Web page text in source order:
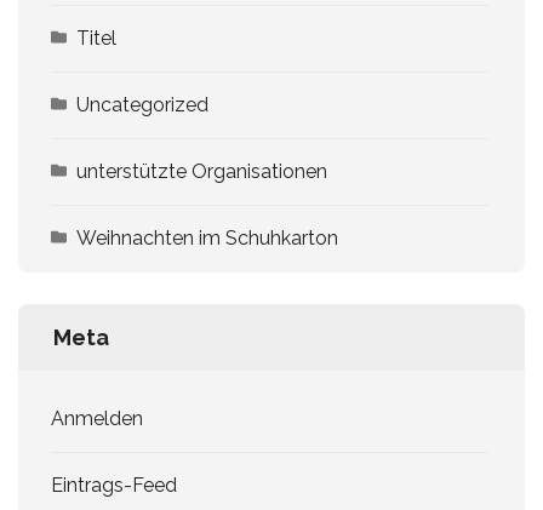
Titel
Uncategorized
unterstützte Organisationen
Weihnachten im Schuhkarton
Meta
Anmelden
Eintrags-Feed